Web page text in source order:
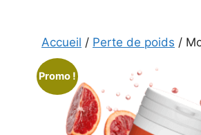
Accueil / Perte de poids /
Promo !